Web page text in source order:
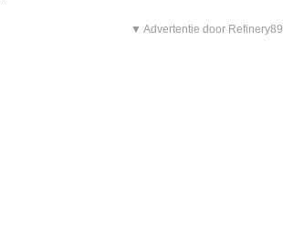
▼ Advertentie door Refinery89